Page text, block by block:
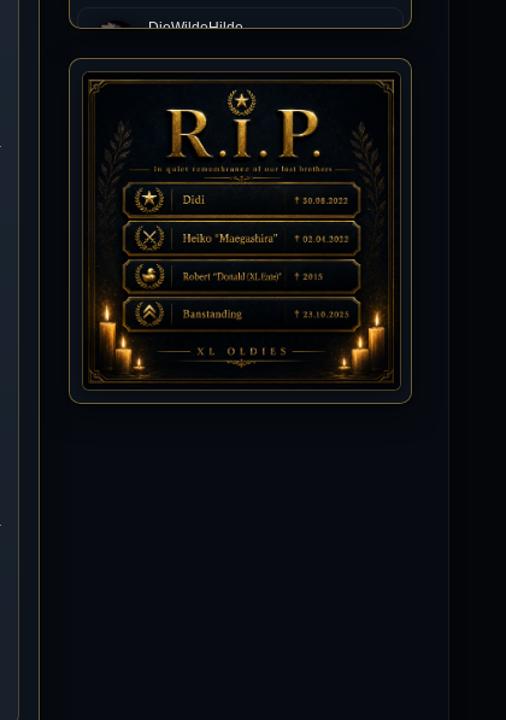
DieWildeHilde
Happy Birthday Chickpea
DieWildeHilde
10.07.2026 / 10:08
Hallo meine Lieben!
Isimiyaki
10.07.2026 / 00:34
Alles gute chickpea
Mojochilla
02.07.2026 / 15:53
Was geht aaaaaaaaaaaab